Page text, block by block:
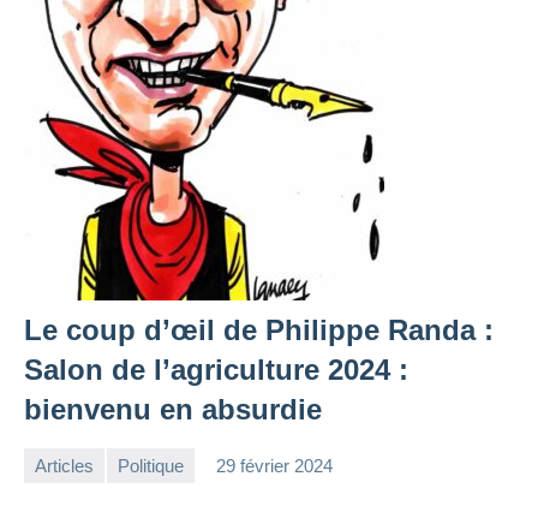
Le coup d’œil de Philippe Randa :
Salon de l’agriculture 2024 :
bienvenu en absurdie
Articles Politique 29 février 2024